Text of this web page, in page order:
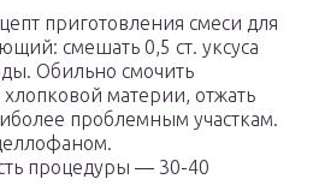
приготовления смеси для
смешать 0,5 ст. уксуса
Обильно смочить
материи, отжать
проблемным участкам.
процедуры — 30-40